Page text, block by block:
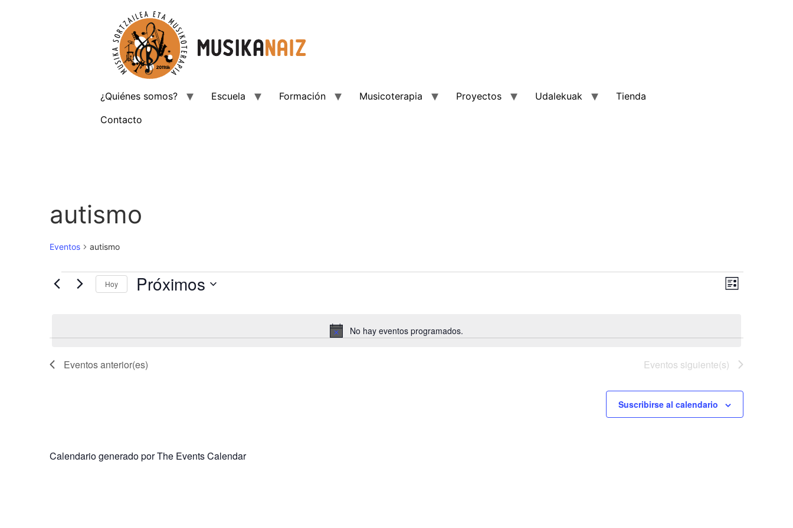
¿Quiénes somos? Escuela Formación Musicoterapia Proyectos Udalekuak
Tienda
Contacto
autismo
Eventos autismo
Aviso
No hay eventos programados.
de
Evento
Lista
Hoy Próximos
Eventosanterior(es) Eventos siguiente(s)
Suscribirse al calendario
Calendario generado porThe Events Calendar